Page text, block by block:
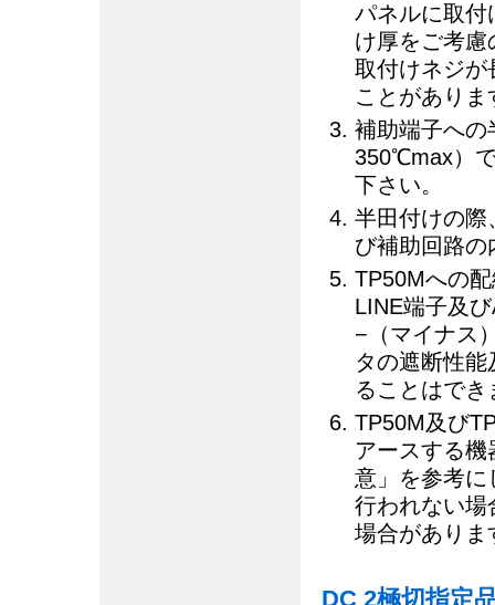
パネルに取付
け厚をご考
取付けネジが
ことがあり
補助端子への
350℃max）
下さい。
半田付けの際
び補助回路
TP50Mへの
LINE端子及
−（マイナス
タの遮断性
ることはで
TP50M及び
アースする
意」を参考に
行われない場
場合がありま
DC 2極切指定